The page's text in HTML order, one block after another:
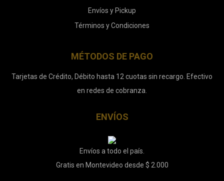
Envíos y Pickup
Términos y Condiciones
MÉTODOS DE PAGO
Tarjetas de Crédito, Débito hasta 12 cuotas sin recargo. Efectivo
en redes de cobranza.
ENVÍOS
Envíos a todo el país.
Gratis en Montevideo desde $ 2.000